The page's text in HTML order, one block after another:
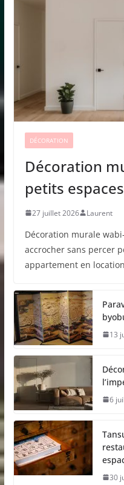
DÉCORATION
Décoration
petits
27 juillet 2026 Laurent
Décoration murale
accrocher sans percer
appartement en
13
6
30